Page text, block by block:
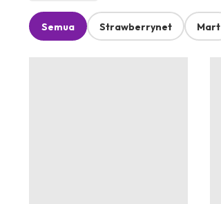
Semua Strawberrynet Mart